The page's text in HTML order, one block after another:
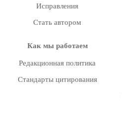
Исправления
Стать автором
Как мы работаем
Редакционная политика
Стандарты цитирования